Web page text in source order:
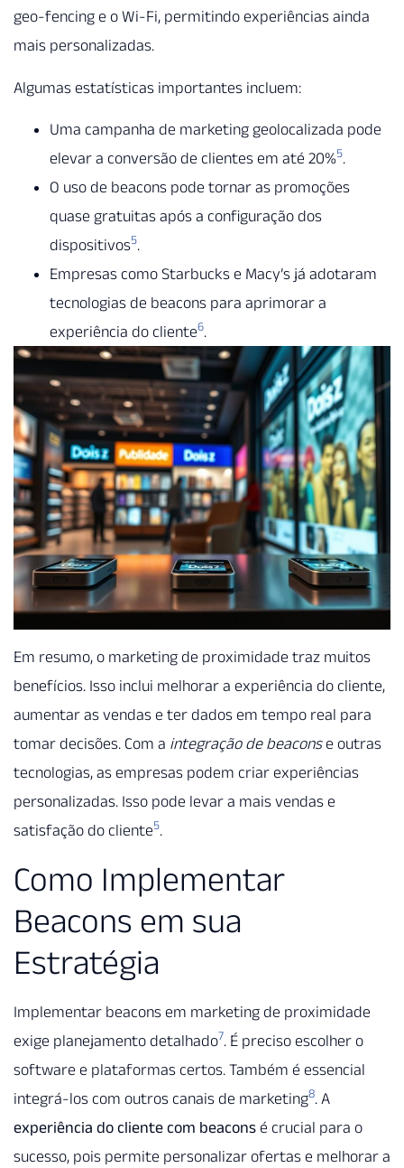
geo-fencing e o Wi-Fi, permitindo experiências ainda
mais personalizadas.
Algumas estatísticas importantes incluem:
Uma campanha de marketing geolocalizada pode
elevar a conversão de clientes em até 20%5.
O uso de beacons pode tornar as promoções
quase gratuitas após a configuração dos
dispositivos5.
Empresas como Starbucks e Macy’s já adotaram
tecnologias de beacons para aprimorar a
experiência do cliente6.
Em resumo, o marketing de proximidade traz muitos
benefícios. Isso inclui melhorar a experiência do cliente,
aumentar as vendas e ter dados em tempo real para
tomar decisões. Com a integração de beaconse outras
tecnologias, as empresas podem criar experiências
personalizadas. Isso pode levar a mais vendas e
satisfação do cliente5.
Como Implementar
Beacons em sua
Estratégia
Implementar beacons em marketing de proximidade
exige planejamento detalhado7. É preciso escolher o
software e plataformas certos. Também é essencial
integrá-los com outros canais de marketing8. A
experiência do cliente com beacons é crucial para o
sucesso, pois permite personalizar ofertas e melhorar a